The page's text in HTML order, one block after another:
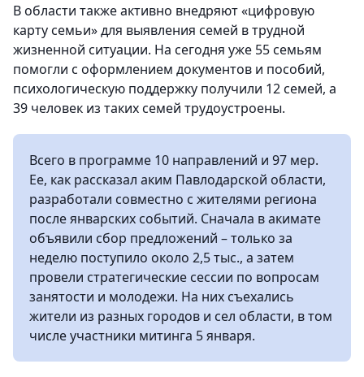
В области также активно внедряют «цифровую
карту семьи» для выявления семей в трудной
жизненной ситуации. На сегодня уже 55 семьям
помогли с оформлением документов и пособий,
психологическую поддержку получили 12 семей, а
39 человек из таких семей трудоустроены.
Всего в программе 10 направлений и 97 мер.
Ее, как рассказал аким Павлодарской области,
разработали совместно с жителями региона
после январских событий. Сначала в акимате
объявили сбор предложений – только за
неделю поступило около 2,5 тыс., а затем
провели стратегические сессии по вопросам
занятости и молодежи. На них съехались
жители из разных городов и сел области, в том
числе участники митинга 5 января.